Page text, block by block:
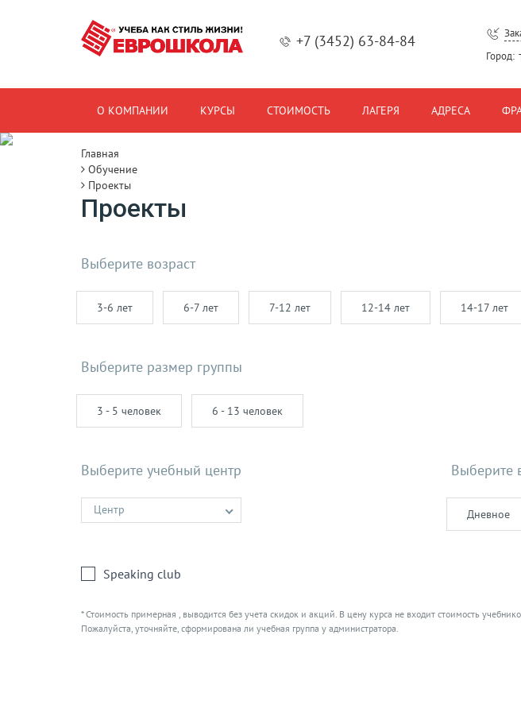
+7 (3452) 63-84-84
Город:
О КОМПАНИИ КУРСЫ СТОИМОСТЬ ЛАГЕРЯ АДРЕСА
Главная
Обучение
Проекты
Проекты
Выберите возраст
3-6 лет 6-7 лет 7-12 лет 12-14 лет 14-17 лет
Выберите размер группы
3 - 5 человек 6 - 13 человек
Выберите учебный центр
Центр
Выберите
Дневное
Speaking club
* Стоимость примерная , выводится без учета скидок и акций. В цену курса не входит стоимость
Пожалуйста, уточняйте, сформирована ли учебная группа у администратора.